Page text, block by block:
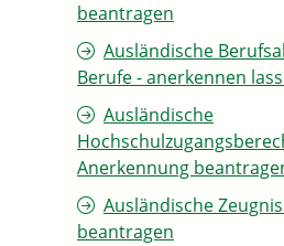
beantragen
Ausländische
Berufe - anerkennen
Ausländische
Anerkennung
Ausländische
beantragen